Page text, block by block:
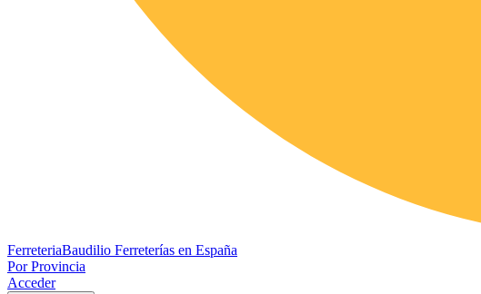
FerreteriaBaudilio Ferreterías en España
Por Provincia
Acceder